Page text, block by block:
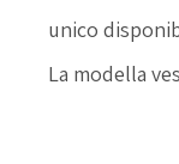
unico
La modella